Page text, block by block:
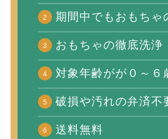
期間中でもおもちゃ
おもちゃの徹底洗浄
対象年齢がが０～６
破損や汚れの弁済不
送料無料